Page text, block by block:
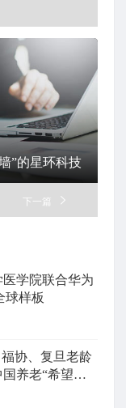
”的星环科技
下一篇
学院联合华为
球样板
协、复旦老龄
养老“希望工